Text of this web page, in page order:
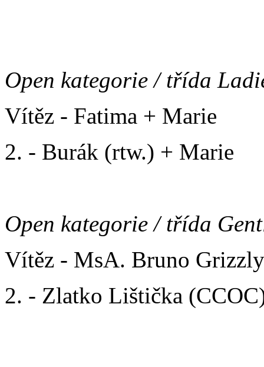
Open kategorie / třída
Vítěz - Fatima + Marie
2. - Burák (rtw.) + Marie
Open kategorie / třída
Vítěz - MsA. Bruno
2. - Zlatko Lištička